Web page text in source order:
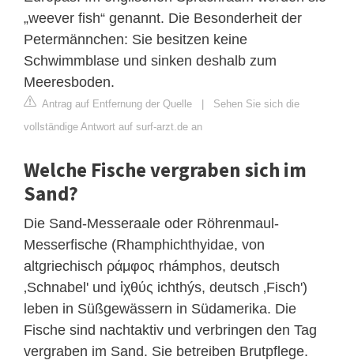
„weever fish“ genannt. Die Besonderheit der
Petermännchen: Sie besitzen keine
Schwimmblase und sinken deshalb zum
Meeresboden.
Antrag auf Entfernung der Quelle | Sehen Sie sich die
vollständige Antwort auf surf-arzt.de an
Welche Fische vergraben sich im
Sand?
Die Sand-Messeraale oder Röhrenmaul-
Messerfische (Rhamphichthyidae, von
altgriechisch ράμφος rhámphos, deutsch
‚Schnabel' und ἰχθύς ichthýs, deutsch ‚Fisch')
leben in Süßgewässern in Südamerika. Die
Fische sind nachtaktiv und verbringen den Tag
vergraben im Sand. Sie betreiben Brutpflege.